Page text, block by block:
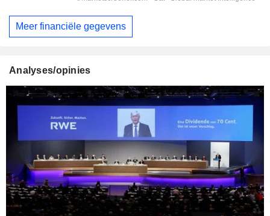
Meer financiële gegevens
Analyses/opinies